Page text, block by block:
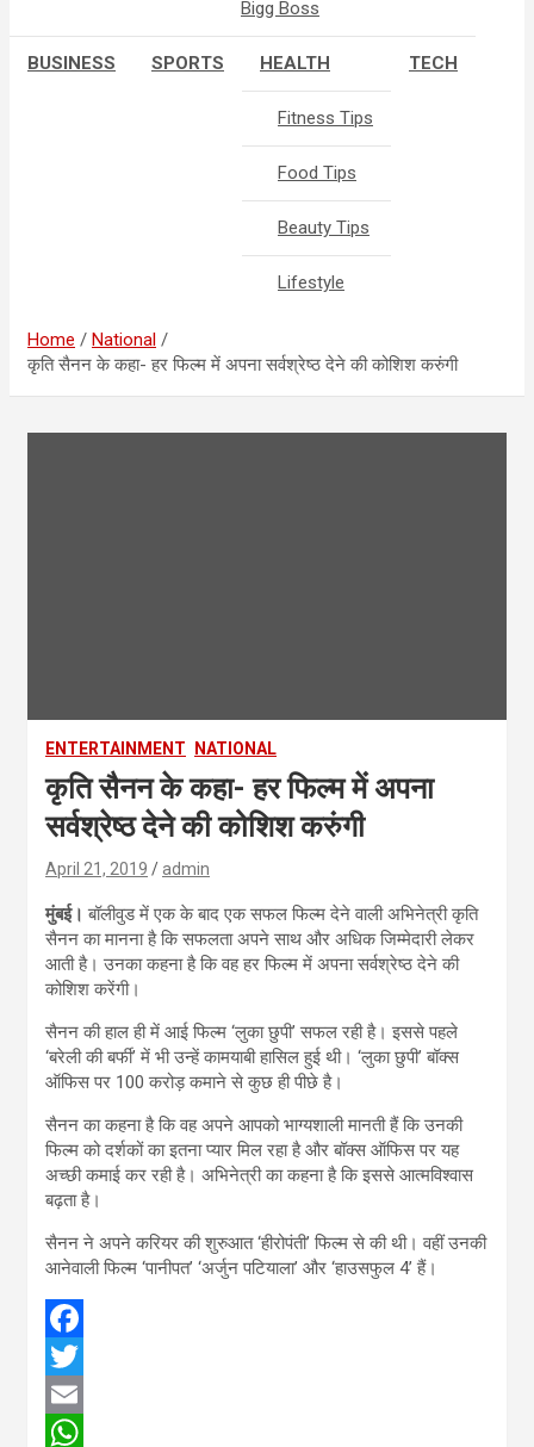
Bigg Boss
BUSINESS SPORTS HEALTH
Fitness Tips
Food Tips
Beauty Tips
Lifestyle
TECH
Home
National
कृति सैनन के कहा- हर फिल्म में अपना सर्वश्रेष्ठ देने की कोशिश करुंगी
ENTERTAINMENT NATIONAL
कृति सैनन के कहा- हर फिल्म में अपना
सर्वश्रेष्ठ देने की कोशिश करुंगी
April 21, 2019 admin
मुंबई। बॉलीवुड में एक के बाद एक सफल फिल्म देने वाली अभिनेत्री कृति
सैनन का मानना है कि सफलता अपने साथ और अधिक जिम्मेदारी लेकर
आती है। उनका कहना है कि वह हर फिल्म में अपना सर्वश्रेष्ठ देने की
कोशिश करेंगी।
सैनन की हाल ही में आई फिल्म ‘लुका छुपी’ सफल रही है। इससे पहले
‘बरेली की बर्फी’ में भी उन्हें कामयाबी हासिल हुई थी। ‘लुका छुपी’ बॉक्स
ऑफिस पर 100 करोड़ कमाने से कुछ ही पीछे है।
सैनन का कहना है कि वह अपने आपको भाग्यशाली मानती हैं कि उनकी
फिल्म को दर्शकों का इतना प्यार मिल रहा है और बॉक्स ऑफिस पर यह
अच्छी कमाई कर रही है। अभिनेत्री का कहना है कि इससे आत्मविश्वास
बढ़ता है।
सैनन ने अपने करियर की शुरुआत ‘हीरोपंती’ फिल्म से की थी। वहीं उनकी
आनेवाली फिल्म ‘पानीपत’ ‘अर्जुन पटियाला’ और ‘हाउसफुल 4’ हैं।
F
a
c
T
w
E